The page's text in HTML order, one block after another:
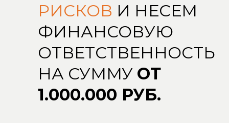
РИСКОВ И НЕСЕМ
ФИНАНСОВУЮ
ОТВЕТСТВЕННОСТЬ
НА СУММУ ОТ
1.000.000 РУБ.